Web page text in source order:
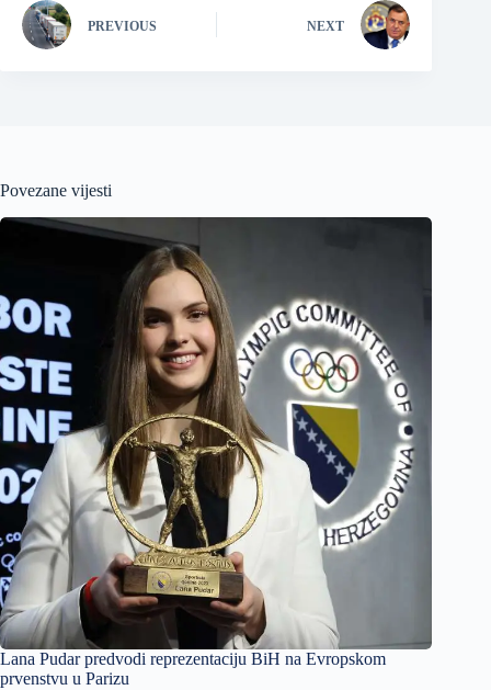
PREVIOUS NEXT
Povezane vijesti
Lana Pudar predvodi reprezentaciju BiH na Evropskom
prvenstvu u Parizu